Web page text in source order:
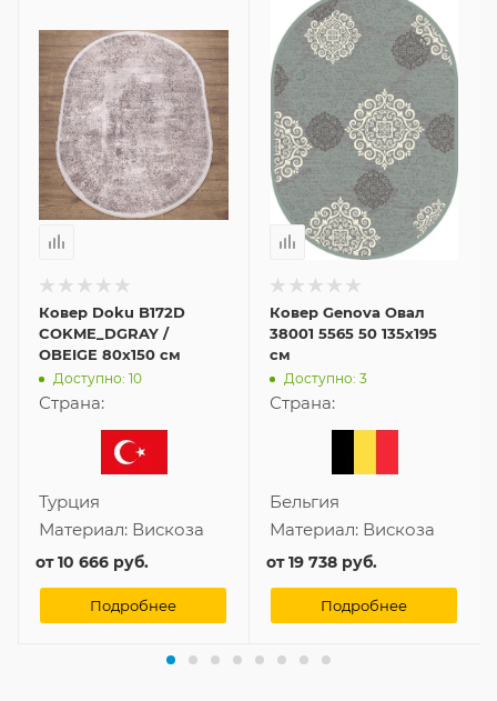
Ковер Doku B172D
COKME_DGRAY /
OBEIGE 80x150 см
Доступно: 10
Страна:
Турция
Материал: Вискоза
от10 666 руб.
Подробнее
Ковер Genova Овал
38001 5565 50 135x195
см
Доступно: 3
Страна:
Бельгия
Материал: Вискоза
от19 738 руб.
Подробнее